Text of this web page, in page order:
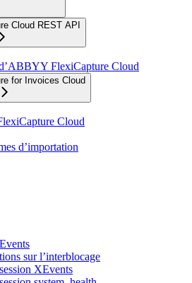
Cloud REST API
FlexiCapture Cloud
for Invoices Cloud
Cloud
d’importation
sur l’interblocage
XEvents